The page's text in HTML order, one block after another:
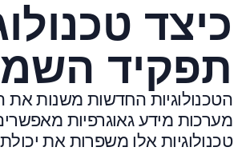
כיצד
תפקיד
הטכנולוגיות החדשות משנות
מערכות מידע גאוגרפיות
טכנולוגיות אלו משפרות את